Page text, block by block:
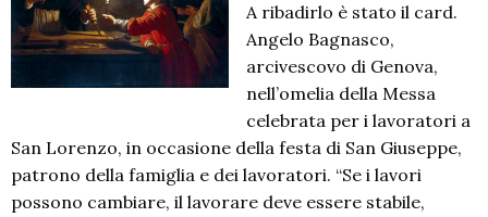
A ribadirlo è stato il card.
Angelo Bagnasco,
arcivescovo di Genova,
nell’omelia della Messa
celebrata per i lavoratori a
San Lorenzo, in occasione della festa di San Giuseppe,
patrono della famiglia e dei lavoratori. “Se i lavori
possono cambiare, il lavorare deve essere stabile,